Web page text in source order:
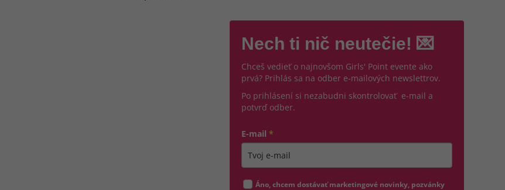
Nech ti nič neutečie! 💌
Chceš vedieť o najnovšom Girls' Point evente ako
prvá? Prihlás sa na odber e-mailových newslettrov.
Po prihlásení si nezabudni skontrolovať e-mail a
potvrď odber.
E-mail *
Áno, chcem dostávať marketingové novinky, pozvánky